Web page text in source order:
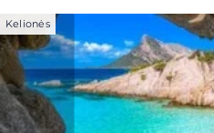
Kelionės